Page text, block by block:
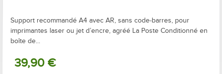
Support recommandé A4 avec AR, sans code‑barres, pour
imprimantes laser ou jet d’encre, agréé La Poste Conditionné en
boîte de...
39,90 €